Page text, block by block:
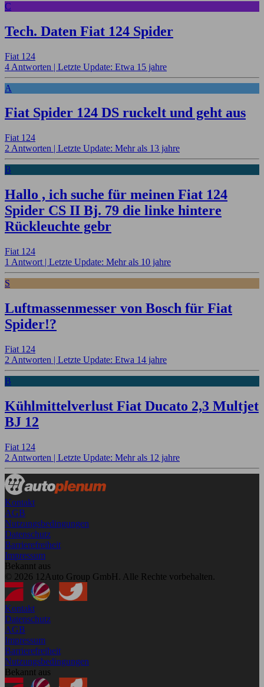
C
Tech. Daten Fiat 124 Spider
Fiat 124
4 Antworten | Letzte Update: Etwa 15 jahre
A
Fiat Spider 124 DS ruckelt und geht aus
Fiat 124
2 Antworten | Letzte Update: Mehr als 13 jahre
B
Hallo , ich suche für meinen Fiat 124
Spider CS II Bj. 79 die linke hintere
Rückleuchte gebr
Fiat 124
1 Antwort | Letzte Update: Mehr als 10 jahre
S
Luftmassenmesser von Bosch für Fiat
Spider!?
Fiat 124
2 Antworten | Letzte Update: Etwa 14 jahre
B
Kühlmittelverlust Fiat Ducato 2,3 Multjet
BJ 12
Fiat 124
2 Antworten | Letzte Update: Mehr als 12 jahre
Kontakt
AGB
Nutzungsbedingungen
Datenschutz
Barrierefreiheit
Impressum
Bekannt aus
© 2026 12Auto Group GmbH. Alle Rechte vorbehalten.
Kontakt
Datenschutz
AGB
Impressum
Barrierefreiheit
Nutzungsbedingungen
Bekannt aus